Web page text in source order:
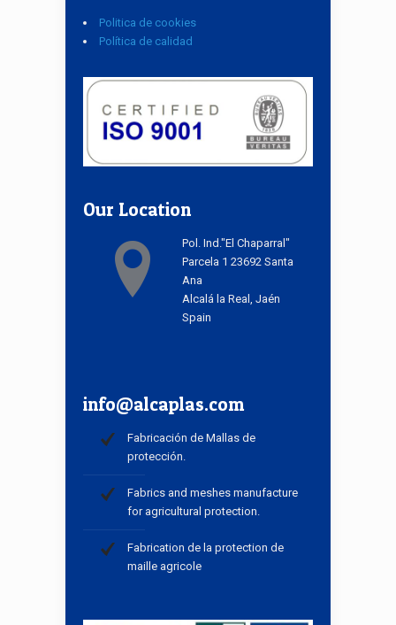
Politica de cookies
Política de calidad
Our Location
Pol. Ind."El Chaparral"
Parcela 1 23692 Santa
Ana
Alcalá la Real, Jaén
Spain
info@alcaplas.com
Fabricación de Mallas de
protección.
Fabrics and meshes manufacture
for agricultural protection.
Fabrication de la protection de
maille agricole